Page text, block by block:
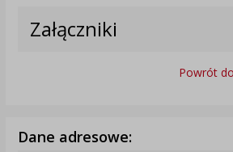
Załączniki
Powrót
Dane adresowe: